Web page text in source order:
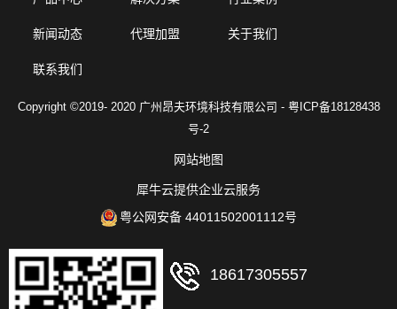
新闻动态 代理加盟 关于我们
联系我们
Copyright ©2019- 2020 广州昂夫环境科技有限公司 - 粤ICP备18128438
号-2
网站地图
犀牛云提供企业云服务
粤公网安备 44011502001112号
18617305557